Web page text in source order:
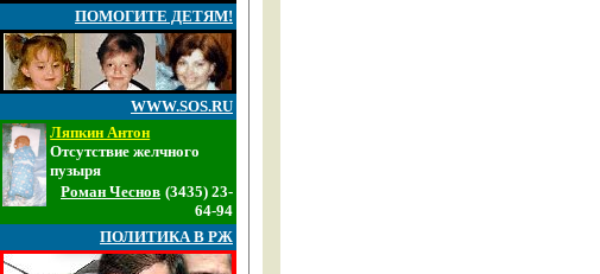
ПОМОГИТЕ ДЕТЯМ!
WWW.SOS.RU
Ляпкин Антон
Отсутствие желчного
пузыря
Роман Чеснов (3435) 23-
64-94
ПОЛИТИКА В РЖ